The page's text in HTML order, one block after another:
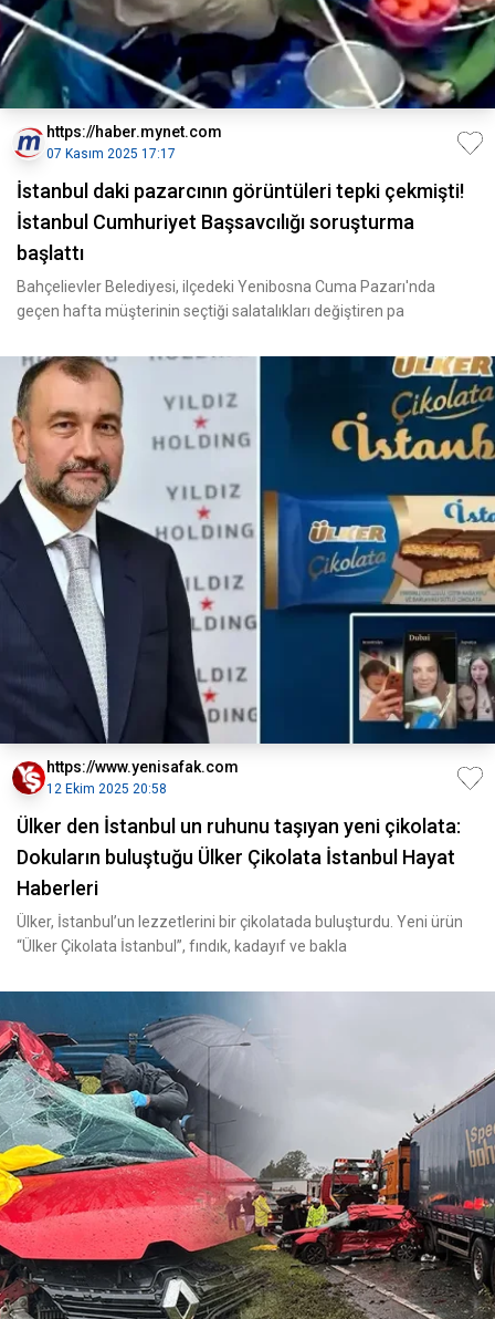
https://haber.mynet.com
07 Kasım 2025 17:17
İstanbul daki pazarcının görüntüleri tepki çekmişti!
İstanbul Cumhuriyet Başsavcılığı soruşturma
başlattı
Bahçelievler Belediyesi, ilçedeki Yenibosna Cuma Pazarı'nda
geçen hafta müşterinin seçtiği salatalıkları değiştiren pa
https://www.yenisafak.com
12 Ekim 2025 20:58
Ülker den İstanbul un ruhunu taşıyan yeni çikolata:
Dokuların buluştuğu Ülker Çikolata İstanbul Hayat
Haberleri
Ülker, İstanbul’un lezzetlerini bir çikolatada buluşturdu. Yeni ürün
“Ülker Çikolata İstanbul”, fındık, kadayıf ve bakla